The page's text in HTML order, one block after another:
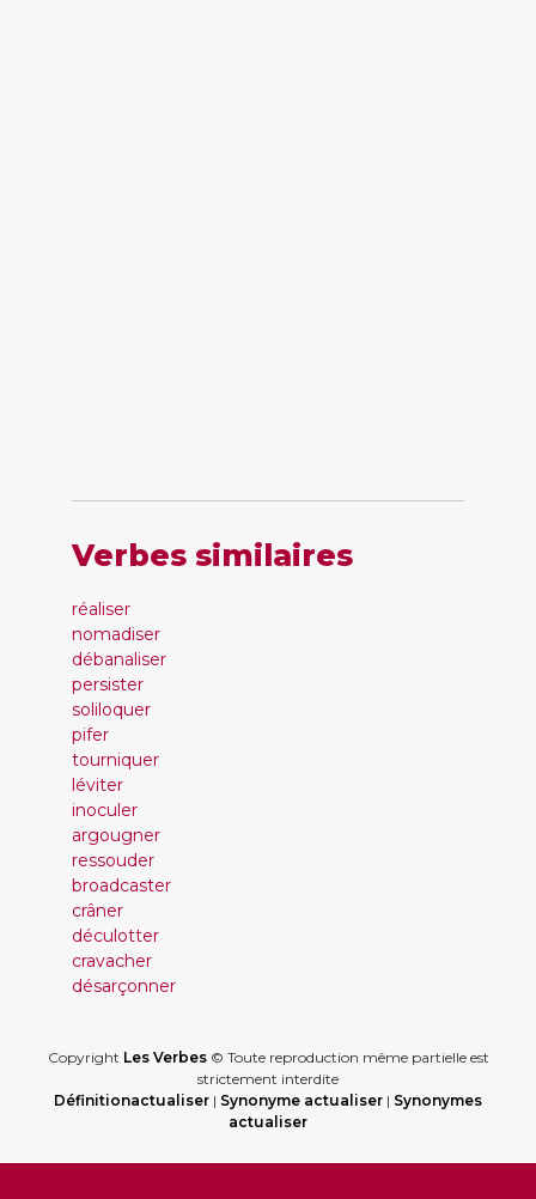
Verbes similaires
réaliser
nomadiser
débanaliser
persister
soliloquer
pifer
tourniquer
léviter
inoculer
argougner
ressouder
broadcaster
crâner
déculotter
cravacher
désarçonner
Copyright Les Verbes© Toute reproduction même partielle est
strictement interdite
Définitionactualiser | Synonyme actualiser | Synonymes
actualiser